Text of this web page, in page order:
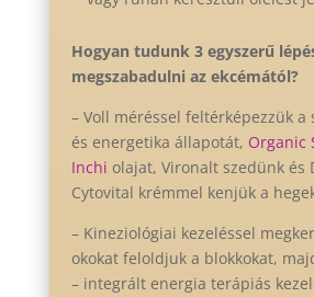
Hogyan tudunk 3 egyszerű
megszabadulni az ekcémától?
– Voll méréssel feltérképezzük a
és energetika állapotát, Organic
Inchi olajat, Vironalt szedünk és
Cytovital krémmel kenjük a
– Kineziológiai kezeléssel
okokat feloldjuk a blokkokat,
– integrált energia terápiás